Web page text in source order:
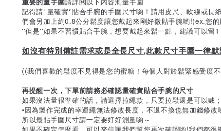
記得請‘’量確實‘’貼合手腕的手圍尺寸喲！請用皮尺、軟線或
們會另加上約0.8公分鬆度讓您戴起來剛好微貼手腕喲!(ex.您
''但是''如果不習慣貼合手腕，想要戴起來鬆一點，建議可以留
如沒有特別備註需求或是全長尺寸,此款尺寸手圍一律
((我們喜歡的鬆度不見得是您的蜜糖！每個人對於鬆緊感受度
再提醒一次，下單前請務必確認量確實貼合手腕的尺寸
如果沒法量很準確的話，請選擇拉繩款，只要拉鬆還是可以戴
•因為製作完成的幸運繩無法修改長度，不退不換也無加錢修改
所以最貼手圍尺寸請一定要好好測量喲～
如果不確定怎麼看，可以來信讓我們幫您再次確認喲!我們都